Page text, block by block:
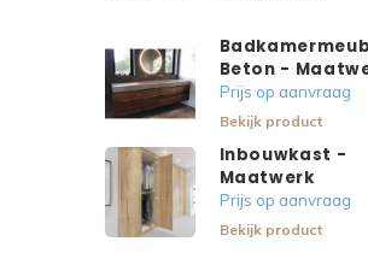
Beton -
Prijs op aanvraag
Bekijk product
Inbouwkast -
Maatwerk
Prijs op aanvraag
Bekijk product